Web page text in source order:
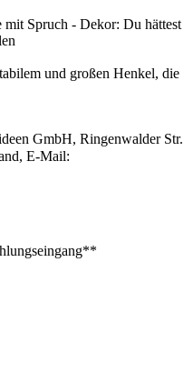
mit Spruch - Dekor: Du hättest
und großen Henkel, die
GmbH, Ringenwalder Str.
E-Mail: